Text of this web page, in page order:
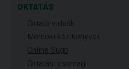
OKTATÁS
Oktató videók
Mérnöki kézikönyvek
Online Súgó
Oktatási csomag